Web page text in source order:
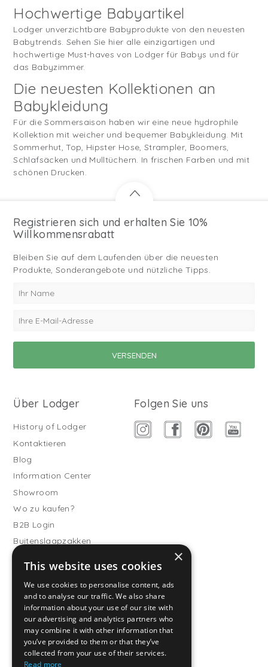
Hochwertige Babyartikel
Lodger unverzichtbare Babyprodukte von den neuesten
Babytrends. Sehen Sie hier alle einzigartigen und
hochwertige Must-haves von Lodger für Babys und für
das Babyzimmer.
Die neuesten Kollektionen an
Babykleidung
Für die Sommersaison haben wir eine neue hydrophile
Kollektion mit weicher und bequemer Babykleidung. Mit
Sommerhut, Top, Hipster Hose, Strampler, Boomers,
Schlafsäcken und Mulltüchern. In frischen Farben und mit
schönen Drucken.
Registrieren sich und erhalten Sie 10%
Willkommensrabatt
Bleiben Sie auf dem Laufenden über die neuesten
Produkte, Sonderangebote und nützliche Tipps.
Über Lodger
History of Lodger
Kontaktieren
Blog
Information Center
Showroom
Wo zu kaufen?
B2B Login
Buitenslaapzakken
Kundendienst
Häufig gestellte Fragen
Versand & Lieferung
Rückgabe
Zahlungsarten
Allgemeine
Folgen Sie uns
×
This website uses cookies
We use cookies to personalise content, ads
and to analyse our traffic. We also share
information about your use of our site with
our advertising and analytics partners who
may combine it with other information that
you’ve provided to them or that they’ve
collected from your use of their services.
Read more